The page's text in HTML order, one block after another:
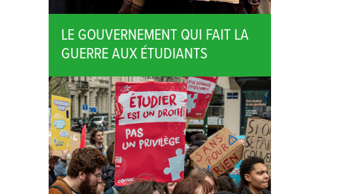
LE GOUVERNEMENT QUI FAIT LA
GUERRE AUX ÉTUDIANTS